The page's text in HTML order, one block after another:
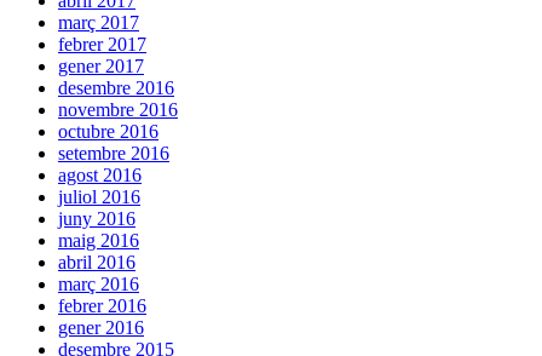
març 2017
febrer 2017
gener 2017
desembre 2016
novembre 2016
octubre 2016
setembre 2016
agost 2016
juliol 2016
juny 2016
maig 2016
abril 2016
març 2016
febrer 2016
gener 2016
desembre 2015